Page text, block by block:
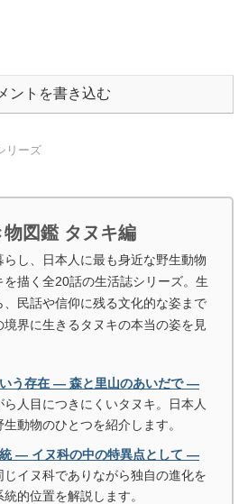
ントを書き込む
リーズ
図鑑 タヌキ編
し、日本人に最も身近な野生動物
描く全20話の生活誌シリーズ。生
民話や信仰に残る文化的な姿まで
界に生きるタヌキの本当の姿を見
う存在 ― 森と里山のあいだで ―
ら人目につきにくいタヌキ。日本人
動物のひとつを紹介します。
― イヌ科の中の特異点として ―
イヌ科でありながら独自の進化を
的位置を解説します。